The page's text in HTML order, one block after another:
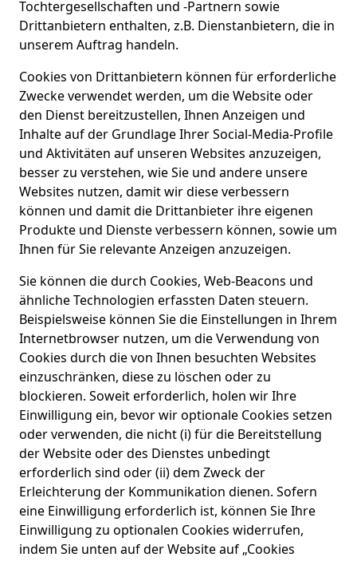
Tochtergesellschaften und -Partnern sowie
Drittanbietern enthalten, z.B. Dienstanbietern, die in
unserem Auftrag handeln.
Cookies von Drittanbietern können für erforderliche
Zwecke verwendet werden, um die Website oder
den Dienst bereitzustellen, Ihnen Anzeigen und
Inhalte auf der Grundlage Ihrer Social-Media-Profile
und Aktivitäten auf unseren Websites anzuzeigen,
besser zu verstehen, wie Sie und andere unsere
Websites nutzen, damit wir diese verbessern
können und damit die Drittanbieter ihre eigenen
Produkte und Dienste verbessern können, sowie um
Ihnen für Sie relevante Anzeigen anzuzeigen.
Sie können die durch Cookies, Web-Beacons und
ähnliche Technologien erfassten Daten steuern.
Beispielsweise können Sie die Einstellungen in Ihrem
Internetbrowser nutzen, um die Verwendung von
Cookies durch die von Ihnen besuchten Websites
einzuschränken, diese zu löschen oder zu
blockieren. Soweit erforderlich, holen wir Ihre
Einwilligung ein, bevor wir optionale Cookies setzen
oder verwenden, die nicht (i) für die Bereitstellung
der Website oder des Dienstes unbedingt
erforderlich sind oder (ii) dem Zweck der
Erleichterung der Kommunikation dienen. Sofern
eine Einwilligung erforderlich ist, können Sie Ihre
Einwilligung zu optionalen Cookies widerrufen,
indem Sie unten auf der Website auf „Cookies